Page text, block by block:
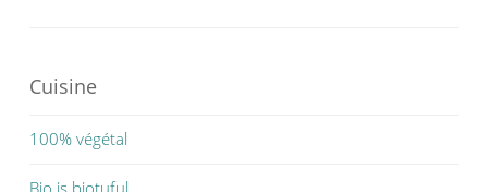
Cuisine
100% végétal
Bio is biotuful